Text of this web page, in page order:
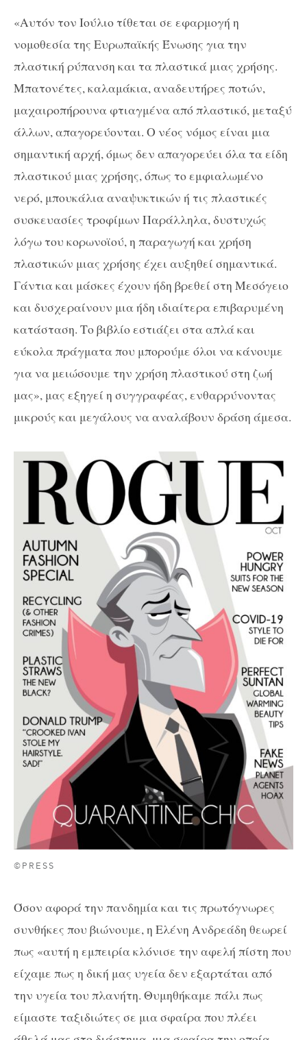
«Αυτόν τον Ιούλιο τίθεται σε εφαρμογή η
νομοθεσία της Ευρωπαϊκής Ένωσης για την
πλαστική ρύπανση και τα πλαστικά μιας χρήσης.
Μπατονέτες, καλαμάκια, αναδευτήρες ποτών,
μαχαιροπήρουνα φτιαγμένα από πλαστικό, μεταξύ
άλλων, απαγορεύονται. Ο νέος νόμος είναι μια
σημαντική αρχή, όμως δεν απαγορεύει όλα τα είδη
πλαστικού μιας χρήσης, όπως το εμφιαλωμένο
νερό, μπουκάλια αναψυκτικών ή τις πλαστικές
συσκευασίες τροφίμων Παράλληλα, δυστυχώς
λόγω του κορωνοϊού, η παραγωγή και χρήση
πλαστικών μιας χρήσης έχει αυξηθεί σημαντικά.
Γάντια και μάσκες έχουν ήδη βρεθεί στη Μεσόγειο
και δυσχεραίνουν μια ήδη ιδιαίτερα επιβαρυμένη
κατάσταση. Το βιβλίο εστιάζει στα απλά και
εύκολα πράγματα που μπορούμε όλοι να κάνουμε
για να μειώσουμε την χρήση πλαστικού στη ζωή
μας», μας εξηγεί η συγγραφέας, ενθαρρύνοντας
μικρούς και μεγάλους να αναλάβουν δράση άμεσα.
©PRESS
Όσον αφορά την πανδημία και τις πρωτόγνωρες
συνθήκες που βιώνουμε, η Ελένη Ανδρεάδη θεωρεί
πως «αυτή η εμπειρία κλόνισε την αφελή πίστη που
είχαμε πως η δική μας υγεία δεν εξαρτάται από
την υγεία του πλανήτη. Θυμηθήκαμε πάλι πως
είμαστε ταξιδιώτες σε μια σφαίρα που πλέει